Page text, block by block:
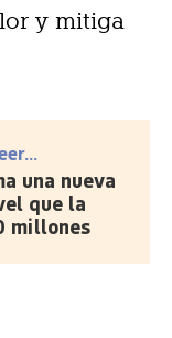
y mitiga
una nueva
que la
millones